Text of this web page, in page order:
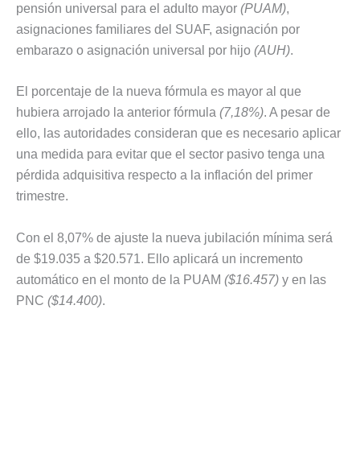
pensión universal para el adulto mayor (PUAM),
asignaciones familiares del SUAF, asignación por
embarazo o asignación universal por hijo (AUH).
El porcentaje de la nueva fórmula es mayor al que
hubiera arrojado la anterior fórmula (7,18%). A pesar de
ello, las autoridades consideran que es necesario aplicar
una medida para evitar que el sector pasivo tenga una
pérdida adquisitiva respecto a la inflación del primer
trimestre.
Con el 8,07% de ajuste la nueva jubilación mínima será
de $19.035 a $20.571. Ello aplicará un incremento
automático en el monto de la PUAM ($16.457) y en las
PNC ($14.400).